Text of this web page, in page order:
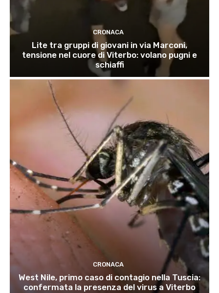
CRONACA
Lite tra gruppi di giovani in via Marconi,
tensione nel cuore di Viterbo: volano pugni e
schiaffi
CRONACA
West Nile, primo caso di contagio nella Tuscia:
confermata la presenza del virus a Viterbo